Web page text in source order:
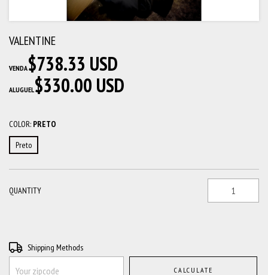
VALENTINE
VENDA$738.33 USD
ALUGUEL$330.00 USD
COLOR: PRETO
Preto
QUANTITY
Shipping for zipcode:
Shipping Methods
CALCULATE